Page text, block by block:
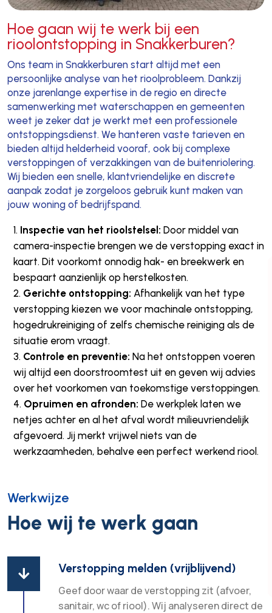
Hoe gaan wij te werk bij een
rioolontstopping in Snakkerburen?
Ons team in Snakkerburen start altijd met een
persoonlijke analyse van het rioolprobleem. Dankzij
onze jarenlange expertise in de regio en directe
samenwerking met waterschappen en gemeenten
weet je zeker dat je werkt met een professionele
ontstoppingsdienst. We hanteren vaste tarieven en
bieden altijd helderheid vooraf, ook bij complexe
verstoppingen of verzakkingen van de buitenriolering.
Wij bieden een snelle, klantvriendelijke en discrete
aanpak zodat je zorgeloos gebruik kunt maken van
jouw woning of bedrijfspand.
Inspectie van het rioolstelsel: Door middel van
camera-inspectie brengen we de verstopping exact in
kaart. Dit voorkomt onnodig hak- en breekwerk en
bespaart aanzienlijk op herstelkosten.
Gerichte ontstopping: Afhankelijk van het type
verstopping kiezen we voor machinale ontstopping,
hogedrukreiniging of zelfs chemische reiniging als de
situatie erom vraagt.
Controle en preventie: Na het ontstoppen voeren
wij altijd een doorstroomtest uit en geven wij advies
over het voorkomen van toekomstige verstoppingen.
Opruimen en afronden: De werkplek laten we
netjes achter en al het afval wordt milieuvriendelijk
afgevoerd. Jij merkt vrijwel niets van de
werkzaamheden, behalve een perfect werkend riool.
Werkwijze
Hoe wij te werk gaan
 Verstopping melden (vrijblijvend)
Geef door waar de verstopping zit (afvoer,
sanitair, wc of riool). Wij analyseren direct de